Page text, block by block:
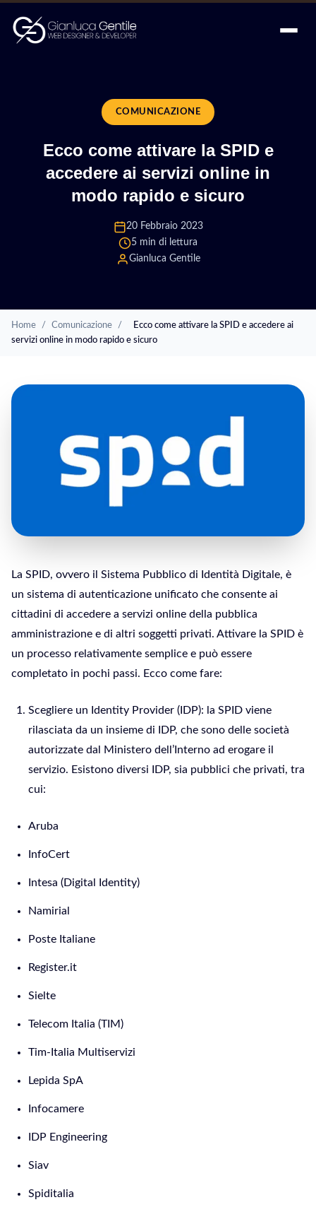
COMUNICAZIONE
Ecco come attivare la SPID e
accedere ai servizi online in
modo rapido e sicuro
20 Febbraio 2023
5 min di lettura
Gianluca Gentile
Home / Comunicazione /
Ecco come attivare la SPID e accedere ai
servizi online in modo rapido e sicuro
La SPID, ovvero il Sistema Pubblico di Identità Digitale, è
un sistema di autenticazione unificato che consente ai
cittadini di accedere a servizi online della pubblica
amministrazione e di altri soggetti privati. Attivare la SPID è
un processo relativamente semplice e può essere
completato in pochi passi. Ecco come fare:
Scegliere un Identity Provider (IDP): la SPID viene
rilasciata da un insieme di IDP, che sono delle società
autorizzate dal Ministero dell’Interno ad erogare il
servizio. Esistono diversi IDP, sia pubblici che privati, tra
cui:
Aruba
InfoCert
Intesa (Digital Identity)
Namirial
Poste Italiane
Register.it
Sielte
Telecom Italia (TIM)
Tim-Italia Multiservizi
Lepida SpA
Infocamere
IDP Engineering
Siav
Spiditalia